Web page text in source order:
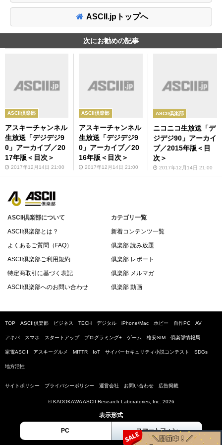
ASCII.jpトップへ
次にお勧めの記事
ASCII倶楽部
アスキーチャンネル
生放送「デジデジ9
0」アーカイブ／20
17年版＜目次＞
2017年12月14日 21:00
ASCII倶楽部
アスキーチャンネル
生放送「デジデジ9
0」アーカイブ／20
16年版＜目次＞
2017年12月14日 21:00
ASCII倶楽部
ニコニコ生放送「デ
ジデジ90」アーカイ
ブ／2015年版＜目
次＞
2017年12月14日 21:00
ASCII倶楽部について
ASCII倶楽部とは？
よくあるご質問（FAQ）
ASCII倶楽部ご利用規約
特定商取引に基づく表記
ASCII倶楽部へのお問い合わせ
カテゴリ一覧
新着コンテンツ一覧
倶楽部 読み放題
倶楽部 レポート
倶楽部 メルマガ
倶楽部 動画
TOP ASCII倶楽部 ビジネス TECH デジタル iPhone/Mac ホビー 自作PC AV
アキバ スマホ スタートアップ プログラミング+ ゲーム 格安SIM 倶楽部情報局
家電ASCII アスキーグルメ MITTR IoT サイバーセキュリティ小説コンテスト SDGs
地方活性
サイトポリシー プライバシーポリシー 運営会社 お問い合わせ 広告掲載
© KADOKAWA ASCII Research Laboratories, Inc. 2026
表示形式
PC スマートフォン